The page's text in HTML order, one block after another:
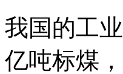
我国的工
亿吨标煤